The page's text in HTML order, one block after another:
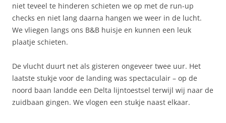
niet teveel te hinderen schieten we op met de run-up
checks en niet lang daarna hangen we weer in de lucht.
We vliegen langs ons B&B huisje en kunnen een leuk
plaatje schieten.
De vlucht duurt net als gisteren ongeveer twee uur. Het
laatste stukje voor de landing was spectaculair – op de
noord baan landde een Delta lijntoestsel terwijl wij naar de
zuidbaan gingen. We vlogen een stukje naast elkaar.